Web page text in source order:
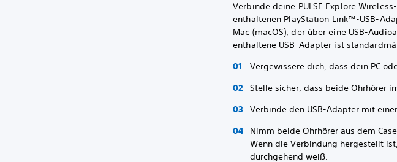
Verbinde deine PULSE Explore
enthaltenen PlayStation Link™-USB-
Mac (macOS), der über eine USB-
enthaltene USB-Adapter ist
Vergewissere dich, dass dein PC
Stelle sicher, dass beide Ohrhörer
Verbinde den USB-Adapter mit
Nimm beide Ohrhörer aus dem
Wenn die Verbindung hergestellt
durchgehend weiß.